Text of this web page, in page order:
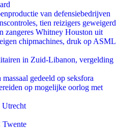
van defensiebedrijven
tien reizigers geweigerd
zangeres Whitney Houston uit
chipmachines, druk op ASML
in Zuid-Libanon, vergelding
gedeeld op seksfora
op mogelijke oorlog met
Utrecht
Twente